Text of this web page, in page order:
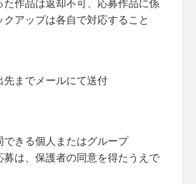
作品は返却不可、応募作品に係
クアップは各自で対応すること
先までメールにて送付
できる個人またはグループ
は、保護者の同意を得たうえで